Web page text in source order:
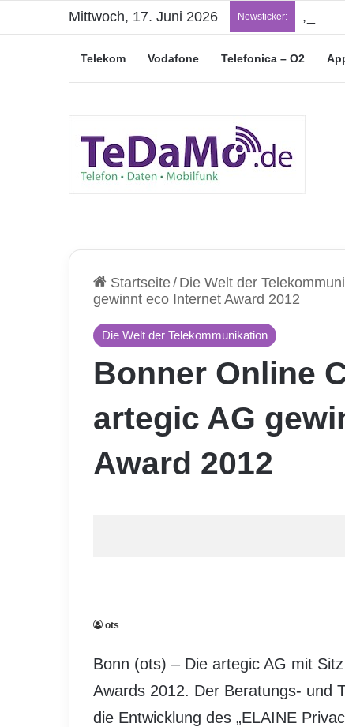
Mittwoch, 17. Juni 2026 Newsticker:
Telekom Vodafone Telefonica – O2
Startseite/ Die Welt der
gewinnt eco Internet Award 2012
Die Welt der Telekommunikation
Bonner Online
artegic AG
Award 2012
ots
Bonn (ots) – Die artegic AG mit
Awards 2012. Der Beratungs- und
die Entwicklung des „ELAINE